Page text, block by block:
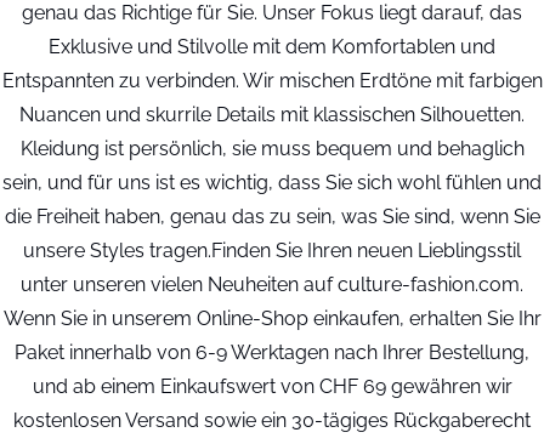
genau das Richtige für Sie. Unser Fokus liegt darauf, das
Exklusive und Stilvolle mit dem Komfortablen und
Entspannten zu verbinden. Wir mischen Erdtöne mit farbigen
Nuancen und skurrile Details mit klassischen Silhouetten.
Kleidung ist persönlich, sie muss bequem und behaglich
sein, und für uns ist es wichtig, dass Sie sich wohl fühlen und
die Freiheit haben, genau das zu sein, was Sie sind, wenn Sie
unsere Styles tragen.Finden Sie Ihren neuen Lieblingsstil
unter unseren vielen Neuheiten auf culture-fashion.com.
Wenn Sie in unserem Online-Shop einkaufen, erhalten Sie Ihr
Paket innerhalb von 6-9 Werktagen nach Ihrer Bestellung,
und ab einem Einkaufswert von CHF 69 gewähren wir
kostenlosen Versand sowie ein 30-tägiges Rückgaberecht